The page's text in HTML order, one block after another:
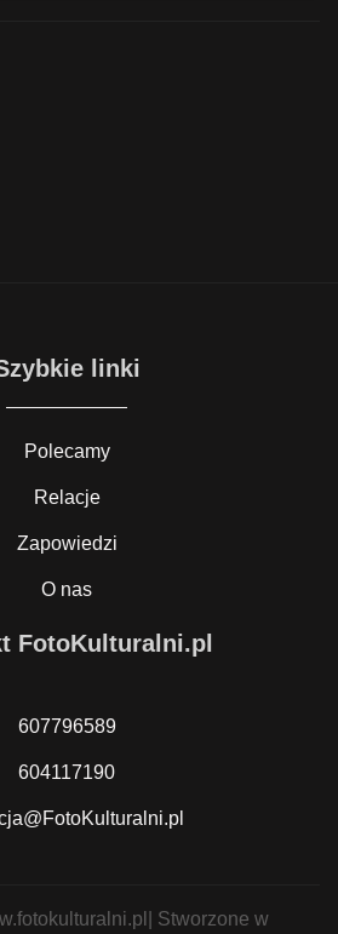
linki
Polecamy
Relacje
Zapowiedzi
O nas
FotoKulturalni.pl
607796589
604117190
Stworzone w